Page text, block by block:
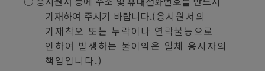
기재하여 주시기 바랍니다.(응시원서의
기재착오 또는 누락이나 연락불능으로
인하여 발생하는 불이익은 일체 응시자의
책임입니다.)